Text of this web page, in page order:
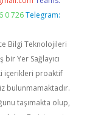
0 726 Telegram:
Bilgi Teknolojileri
Yer Sağlayıcı
içerikleri proaktif
bulunmamaktadır.
taşımakta olup,